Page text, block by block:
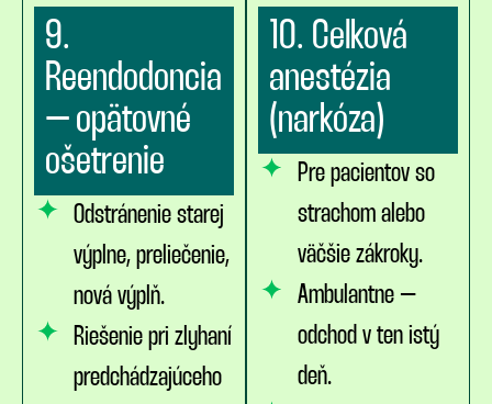
9.
Reendodoncia
– opätovné
ošetrenie
Odstránenie starej
výplne, preliečenie,
nová výplň.
Riešenie pri zlyhaní
predchádzajúceho
10. Celková
anestézia
(narkóza)
Pre pacientov so
strachom alebo
väčšie zákroky.
Ambulantne –
odchod v ten istý
deň.